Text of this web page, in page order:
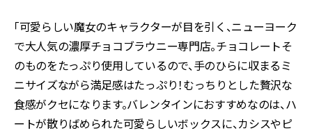
「可愛らしい魔女のキャラクターが目を引く、ニューヨーク
で大人気の濃厚チョコブラウニー専門店。チョコレートそ
のものをたっぷり使用しているので、手のひらに収まるミ
ニサイズながら満足感はたっぷり！むっちりとした贅沢な
食感がクセになります。バレンタインにおすすめなのは、ハ
ートが散りばめられた可愛らしいボックスに、カシスやピ